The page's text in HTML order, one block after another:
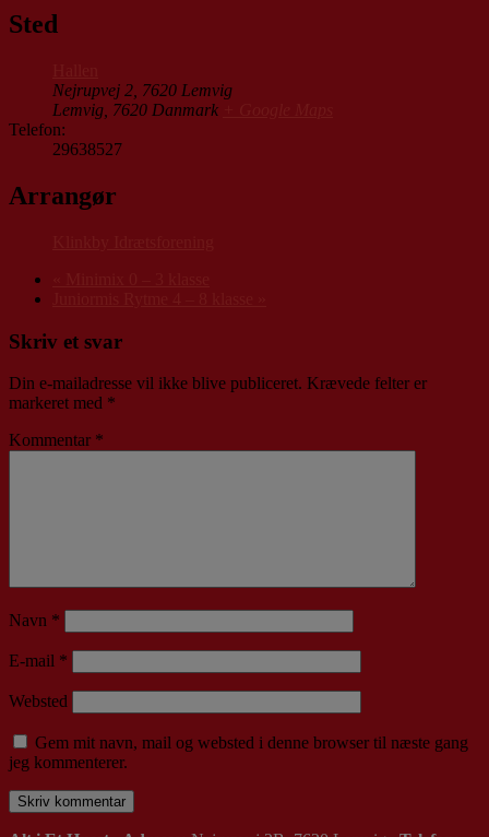
Sted
Nejrupvej 2, 7620 Lemvig
Lemvig 7620 Danmark
Telefon:
29638527
Arrangør
Skriv et svar
Din e-mailadresse vil ikke blive publiceret. Krævede felter er
markeret med *
Kommentar *
Navn *
E-mail *
Websted
Gem mit navn, mail og websted i denne browser til næste gang
jeg kommenterer.